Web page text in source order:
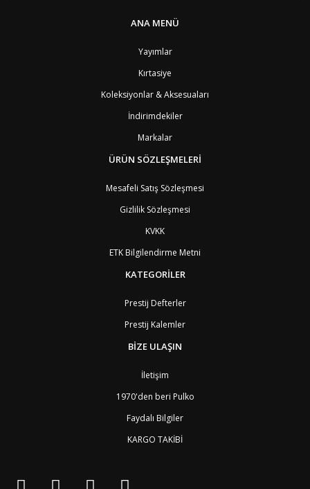
ANA MENÜ
Yayımlar
Kırtasiye
Koleksiyonlar & Aksesuaları
İndirimdekiler
Markalar
ÜRÜN SÖZLEŞMELERİ
Mesafeli Satış Sözleşmesi
Gizlilik Sözleşmesi
KVKK
ETK Bilgilendirme Metni
KATEGORİLER
Prestij Defterler
Prestij Kalemler
BİZE ULAŞIN
İletişim
1970'den beri Pulko
Faydalı Bilgiler
KARGO TAKİBİ